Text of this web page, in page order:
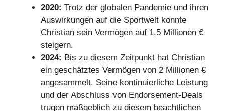
2020: Trotz der globalen Pandemie und ihren
Auswirkungen auf die Sportwelt konnte
Christian sein Vermögen auf 1,5 Millionen €
steigern.
2024: Bis zu diesem Zeitpunkt hat Christian
ein geschätztes Vermögen von 2 Millionen €
angesammelt. Seine kontinuierliche Leistung
und der Abschluss von Endorsement-Deals
trugen maßgeblich zu diesem beachtlichen